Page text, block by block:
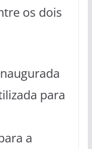
os dois
para
a